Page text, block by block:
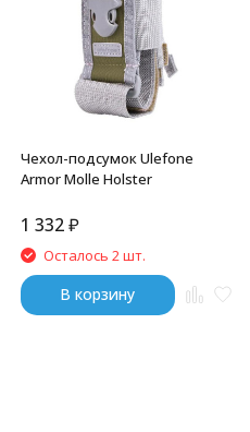
Чехол-подсумок Ulefone
Armor Molle Holster
1 332₽
Осталось 2 шт.
В корзину